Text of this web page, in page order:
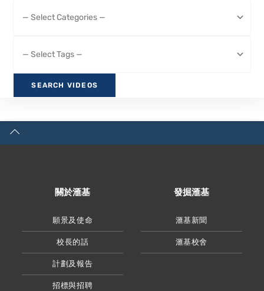
關於滙基
願景及使命
校長的話
計劃及報告
招標與招聘
發掘滙基
滙基新聞
滙基校舍